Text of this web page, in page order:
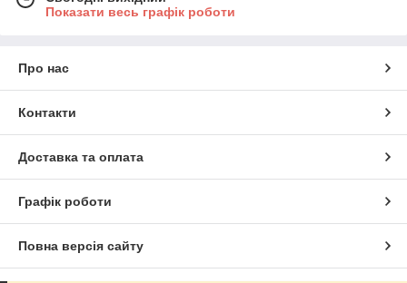
Показати весь графік роботи
Про нас
Контакти
Доставка та оплата
Графік роботи
Повна версія сайту